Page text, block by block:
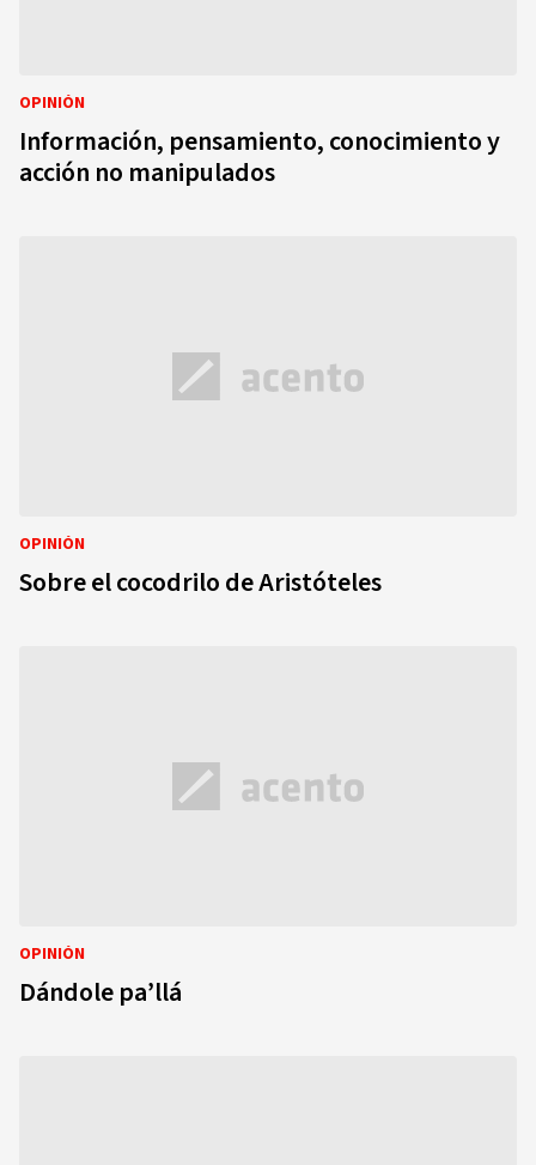
OPINIÓN
Información, pensamiento, conocimiento y
acción no manipulados
OPINIÓN
Sobre el cocodrilo de Aristóteles
OPINIÓN
Dándole pa’llá